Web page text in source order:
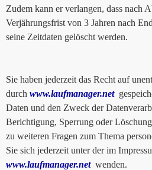
Zudem kann er verlangen, dass nach
Verjährungsfrist von 3 Jahren nach
seine Zeitdaten gelöscht werden.
Sie haben jederzeit das Recht auf
durch www.laufmanager.net
Daten und den Zweck der
Berichtigung, Sperrung oder
zu weiteren Fragen zum Thema
Sie sich jederzeit unter der im
www.laufmanager.netwenden.